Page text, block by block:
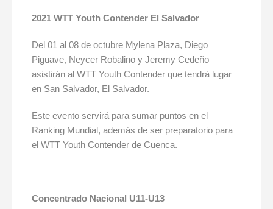
2021 WTT Youth Contender El Salvador
Del 01 al 08 de octubre Mylena Plaza, Diego
Piguave, Neycer Robalino y Jeremy Cedeño
asistirán al WTT Youth Contender que tendrá lugar
en San Salvador, El Salvador.
Este evento servirá para sumar puntos en el
Ranking Mundial, además de ser preparatorio para
el WTT Youth Contender de Cuenca.
Concentrado Nacional U11-U13